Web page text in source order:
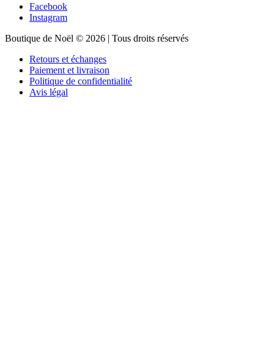
Facebook
Instagram
Boutique de Noël © 2026 | Tous droits réservés
Retours et échanges
Paiement et livraison
Politique de confidentialité
Avis légal